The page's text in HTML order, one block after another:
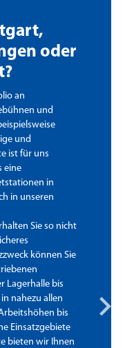
oder
an
und
und
ist für uns
eine
in
in unseren
Sie so nicht
können Sie
Lagerhalle bis
nahezu allen
bis
Einsatzgebiete
bieten wir Ihnen